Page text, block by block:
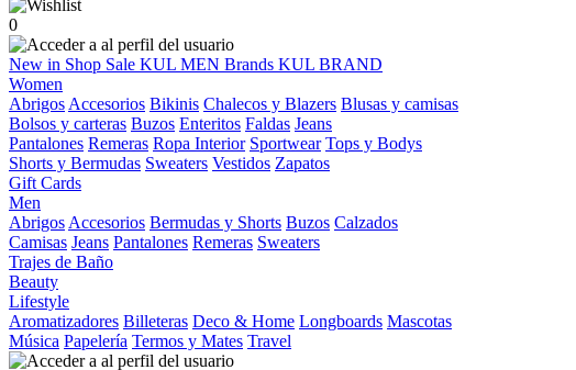
0
New in Shop Sale KUL MEN Brands KUL BRAND
Women
Abrigos Accesorios Bikinis Chalecos y Blazers Blusas y camisas
Bolsos y carteras Buzos Enteritos Faldas Jeans
Pantalones Remeras Ropa Interior Sportwear Tops y Bodys
Shorts y Bermudas Sweaters Vestidos Zapatos
Gift Cards
Men
Abrigos Accesorios Bermudas y Shorts Buzos Calzados
Camisas Jeans Pantalones Remeras Sweaters
Trajes de Baño
Beauty
Lifestyle
Aromatizadores Billeteras Deco & Home Longboards Mascotas
Música Papelería Termos y Mates Travel